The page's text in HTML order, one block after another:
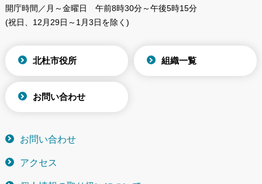
開庁時間／月～金曜日
午前8時30分～午後5時15分
(祝日、12月29日～1月3日を除く)
北杜市役所 組織一覧
お問い合わせ
お問い合わせ
アクセス